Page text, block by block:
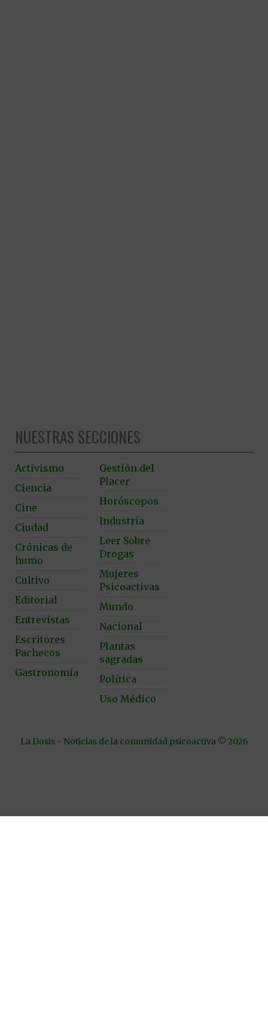
NUESTRAS SECCIONES
Activismo
Ciencia
Cine
Ciudad
Crónicas de
humo
Cultivo
Editorial
Entrevistas
Escritores
Pachecos
Gastronomía
Gestión del
Placer
Horóscopos
Industria
Leer Sobre
Drogas
Mujeres
Psicoactivas
Mundo
Nacional
Plantas
sagradas
Política
Uso Médico
La Dosis - Noticias de la comunidad psicoactiva © 2026